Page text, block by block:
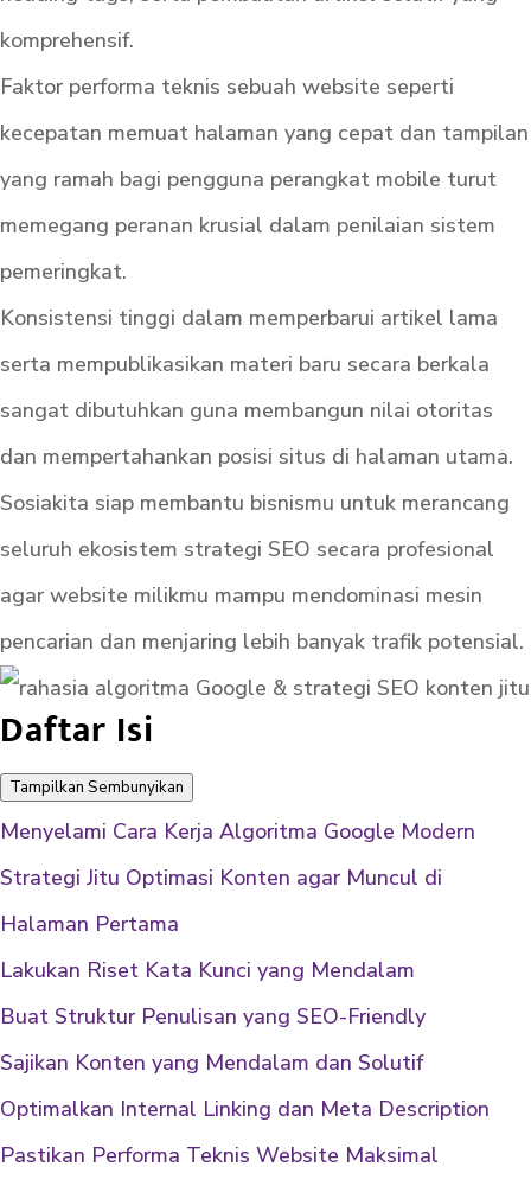
komprehensif.
Faktor performa teknis sebuah website seperti
kecepatan memuat halaman yang cepat dan tampilan
yang ramah bagi pengguna perangkat mobile turut
memegang peranan krusial dalam penilaian sistem
pemeringkat.
Konsistensi tinggi dalam memperbarui artikel lama
serta mempublikasikan materi baru secara berkala
sangat dibutuhkan guna membangun nilai otoritas
dan mempertahankan posisi situs di halaman utama.
Sosiakita siap membantu bisnismu untuk merancang
seluruh ekosistem strategi SEO secara profesional
agar website milikmu mampu mendominasi mesin
pencarian dan menjaring lebih banyak trafik potensial.
Daftar Isi
Tampilkan Sembunyikan
Menyelami Cara Kerja Algoritma Google Modern
Strategi Jitu Optimasi Konten agar Muncul di
Halaman Pertama
Lakukan Riset Kata Kunci yang Mendalam
Buat Struktur Penulisan yang SEO-Friendly
Sajikan Konten yang Mendalam dan Solutif
Optimalkan Internal Linking dan Meta Description
Pastikan Performa Teknis Website Maksimal